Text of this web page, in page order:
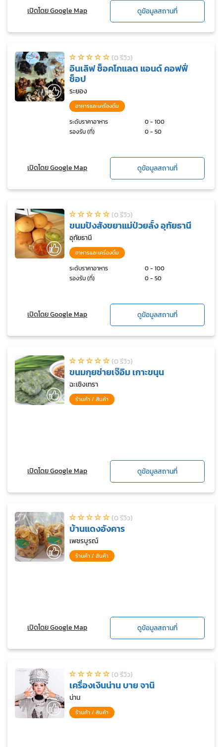
เปิดโดย Google Map ดูข้อมูลสถานที่
(0 รีวิว)
อินเลิฟ ช็อคโกแลต แอนด์ คอฟฟี่
ช็อป
ระยอง
อาหารและเครื่องดื่ม
ระดับราคาอาหาร
0 - 100
รองรับ (ที่)
0 - 50
เปิดโดย Google Map ดูข้อมูลสถานที่
(0 รีวิว)
ขนมปังสังขยาแม่ป่วยลั้ง อุทัยธานี
อุทัยธานี
อาหารและเครื่องดื่ม
ระดับราคาอาหาร
0 - 100
รองรับ (ที่)
0 - 50
เปิดโดย Google Map ดูข้อมูลสถานที่
(0 รีวิว)
ขนมกุยช่ายเจ๊อิม เกาะขนุน
ฉะเชิงเทรา
ร้านค้า / สินค้า
เปิดโดย Google Map ดูข้อมูลสถานที่
(0 รีวิว)
บ้านแดงอังคาร
เพชรบูรณ์
ร้านค้า / สินค้า
เปิดโดย Google Map ดูข้อมูลสถานที่
(0 รีวิว)
เครื่องเงินน่าน บาย จานิ
น่าน
ร้านค้า / สินค้า